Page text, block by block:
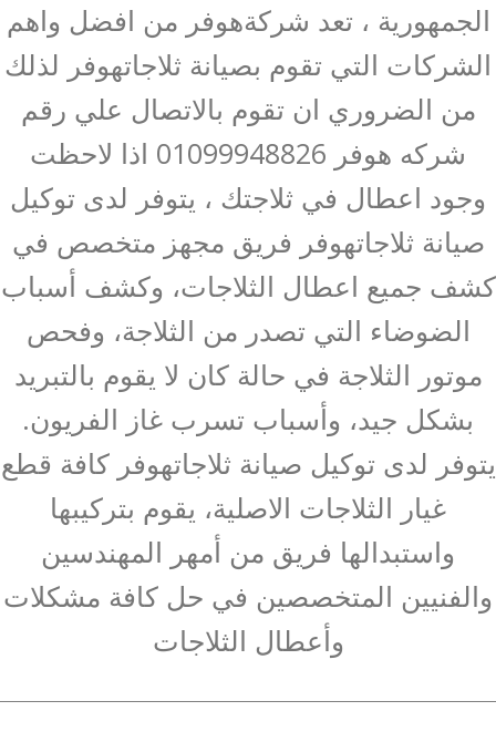
الجمهورية ، تعد شركةهوفر من افضل واهم
الشركات التي تقوم بصيانة ثلاجاتهوفر لذلك
من الضروري ان تقوم بالاتصال علي رقم
شركه هوفر 01099948826 اذا لاحظت
وجود اعطال في ثلاجتك ، يتوفر لدى توكيل
صيانة ثلاجاتهوفر فريق مجهز متخصص في
كشف جميع اعطال الثلاجات، وكشف أسباب
الضوضاء التي تصدر من الثلاجة، وفحص
موتور الثلاجة في حالة كان لا يقوم بالتبريد
بشكل جيد، وأسباب تسرب غاز الفريون.
يتوفر لدى توكيل صيانة ثلاجاتهوفر كافة قطع
غيار الثلاجات الاصلية، يقوم بتركيبها
واستبدالها فريق من أمهر المهندسين
والفنيين المتخصصين في حل كافة مشكلات
وأعطال الثلاجات